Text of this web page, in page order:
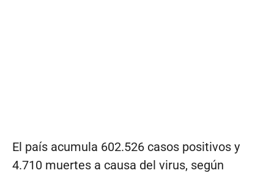
El país acumula 602.526 casos positivos y
4.710 muertes a causa del virus, según